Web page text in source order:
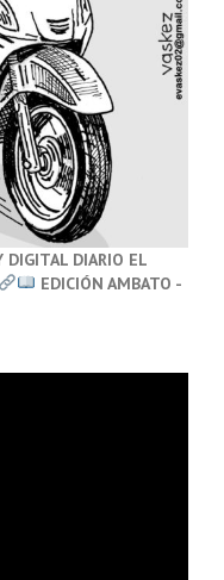
DIGITAL DIARIO EL
EDICIÓN AMBATO -